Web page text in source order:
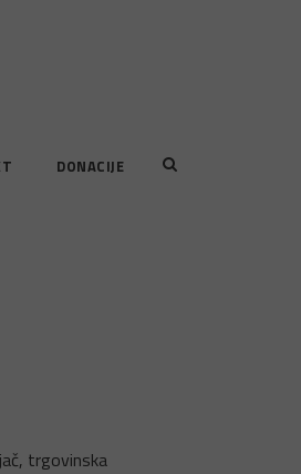
DONACIJE
trgovinska